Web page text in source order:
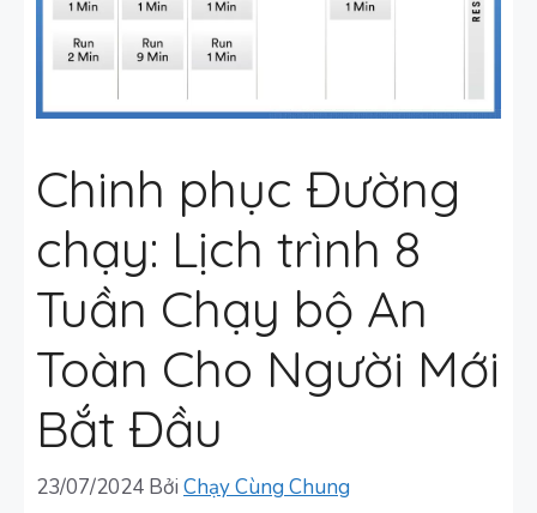
Chinh phục Đường
chạy: Lịch trình 8
Tuần Chạy bộ An
Toàn Cho Người Mới
Bắt Đầu
23/07/2024 Bởi Chạy Cùng Chung